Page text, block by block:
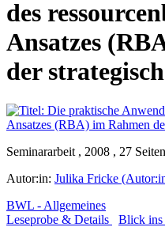
des
Ansatzes
der
Seminararbeit , 2008 , 27
Autor:in: Julika Fricke
BWL - Allgemeines
Leseprobe & Details
Blick ins